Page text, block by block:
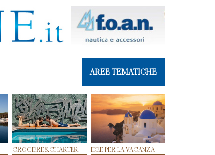
AREE TEMATICHE
CROCIERE&CHARTER IDEE PER LA VACANZA